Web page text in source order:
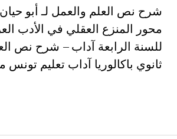
شرح نص العلم والعمل لـ أبو
محور المنزع العقلي في الأدب
ثانوي باكالوريا آداب تعليم تونس